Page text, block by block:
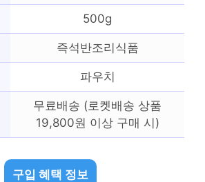
500g
즉석반조리식품
파우치
무료배송 (로켓배송 상품
19,800원 이상 구매 시)
구입 혜택 정보